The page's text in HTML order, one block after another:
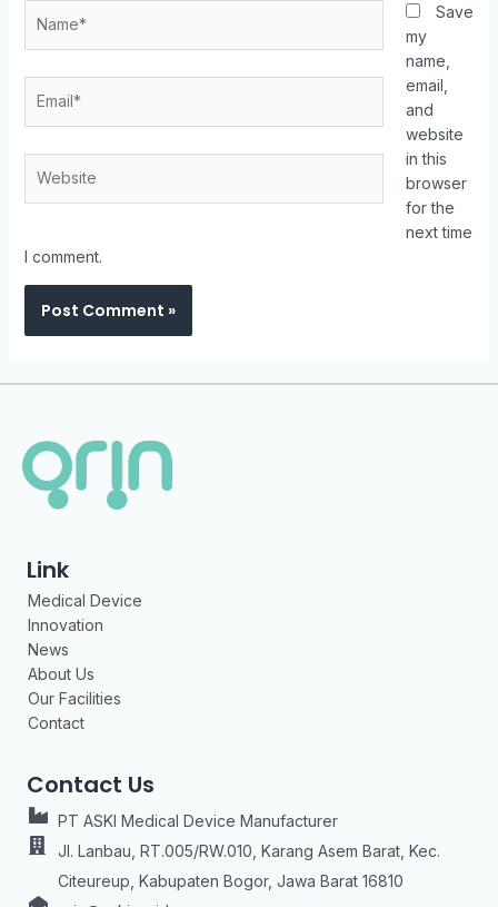
Save
my
name,
email,
and
website
in this
browser
for the
next time
I comment.
Link
Medical Device
Innovation
News
About Us
Our Facilities
Contact
Contact Us
PT ASKI Medical Device Manufacturer
Jl. Lanbau, RT.005/RW.010, Karang Asem Barat, Kec.
Citeureup, Kabupaten Bogor, Jawa Barat 16810